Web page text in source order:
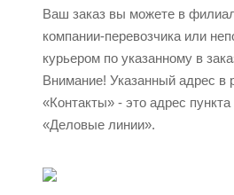
Ваш заказ вы можете в
компании-перевозчика или
курьером по указанному в
Внимание! Указанный адрес в
«Контакты» - это адрес
«Деловые линии».